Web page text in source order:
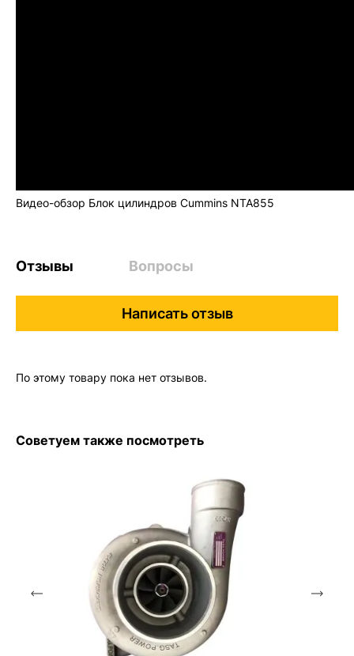
Видео-обзор Блок цилиндров Cummins NTA855
Отзывы Вопросы
Написать отзыв
По этому товару пока нет отзывов.
Советуем также посмотреть